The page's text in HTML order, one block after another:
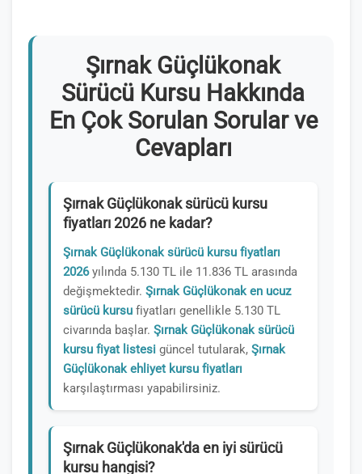
Şırnak Güçlükonak
Sürücü Kursu Hakkında
En Çok Sorulan Sorular ve
Cevapları
Şırnak Güçlükonak sürücü kursu
fiyatları 2026 ne kadar?
Şırnak Güçlükonak sürücü kursu fiyatları
2026yılında 5.130 TL ile 11.836 TL arasında
değişmektedir. Şırnak Güçlükonak en ucuz
sürücü kursu fiyatları genellikle 5.130 TL
civarında başlar. Şırnak Güçlükonak sürücü
kursu fiyat listesi güncel tutularak, Şırnak
Güçlükonak ehliyet kursu fiyatları
karşılaştırması yapabilirsiniz.
Şırnak Güçlükonak'da en iyi sürücü
kursu hangisi?